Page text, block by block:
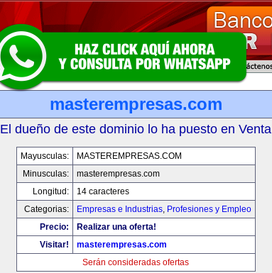
masterempresas.com
El dueño de este dominio lo ha puesto en Venta
Mayusculas:
MASTEREMPRESAS.COM
Minusculas:
masterempresas.com
Longitud:
14 caracteres
Categorias:
Empresas e Industrias, Profesiones y Empleo
Precio:
Realizar una oferta!
Visitar!
masterempresas.com
Serán consideradas ofertas